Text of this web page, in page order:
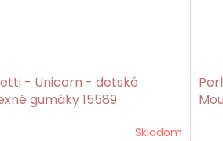
- Unicorn - detské
gumáky 15589
Skladom